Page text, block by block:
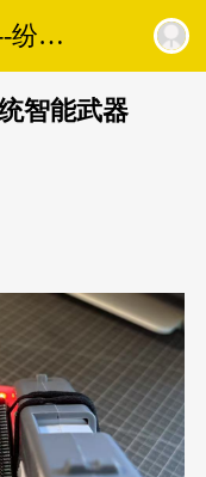
纷争
智能武器